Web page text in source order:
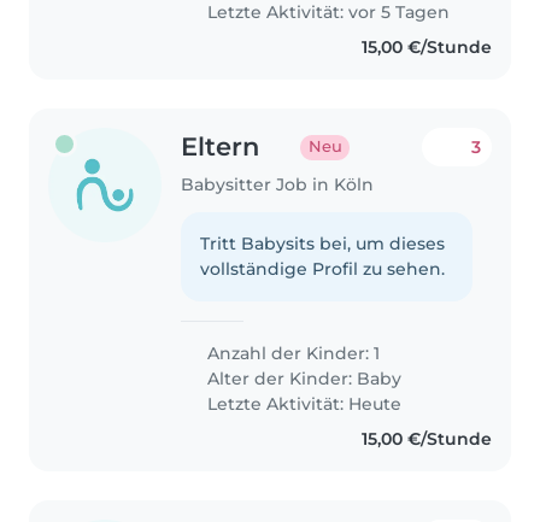
Letzte Aktivität: vor 5 Tagen
15,00 €/Stunde
Eltern Neu
Babysitter Job in Köln
3
Tritt Babysits bei, um dieses
vollständige Profil zu sehen.
Anzahl der Kinder: 1
Alter der Kinder: Baby
Letzte Aktivität: Heute
15,00 €/Stunde